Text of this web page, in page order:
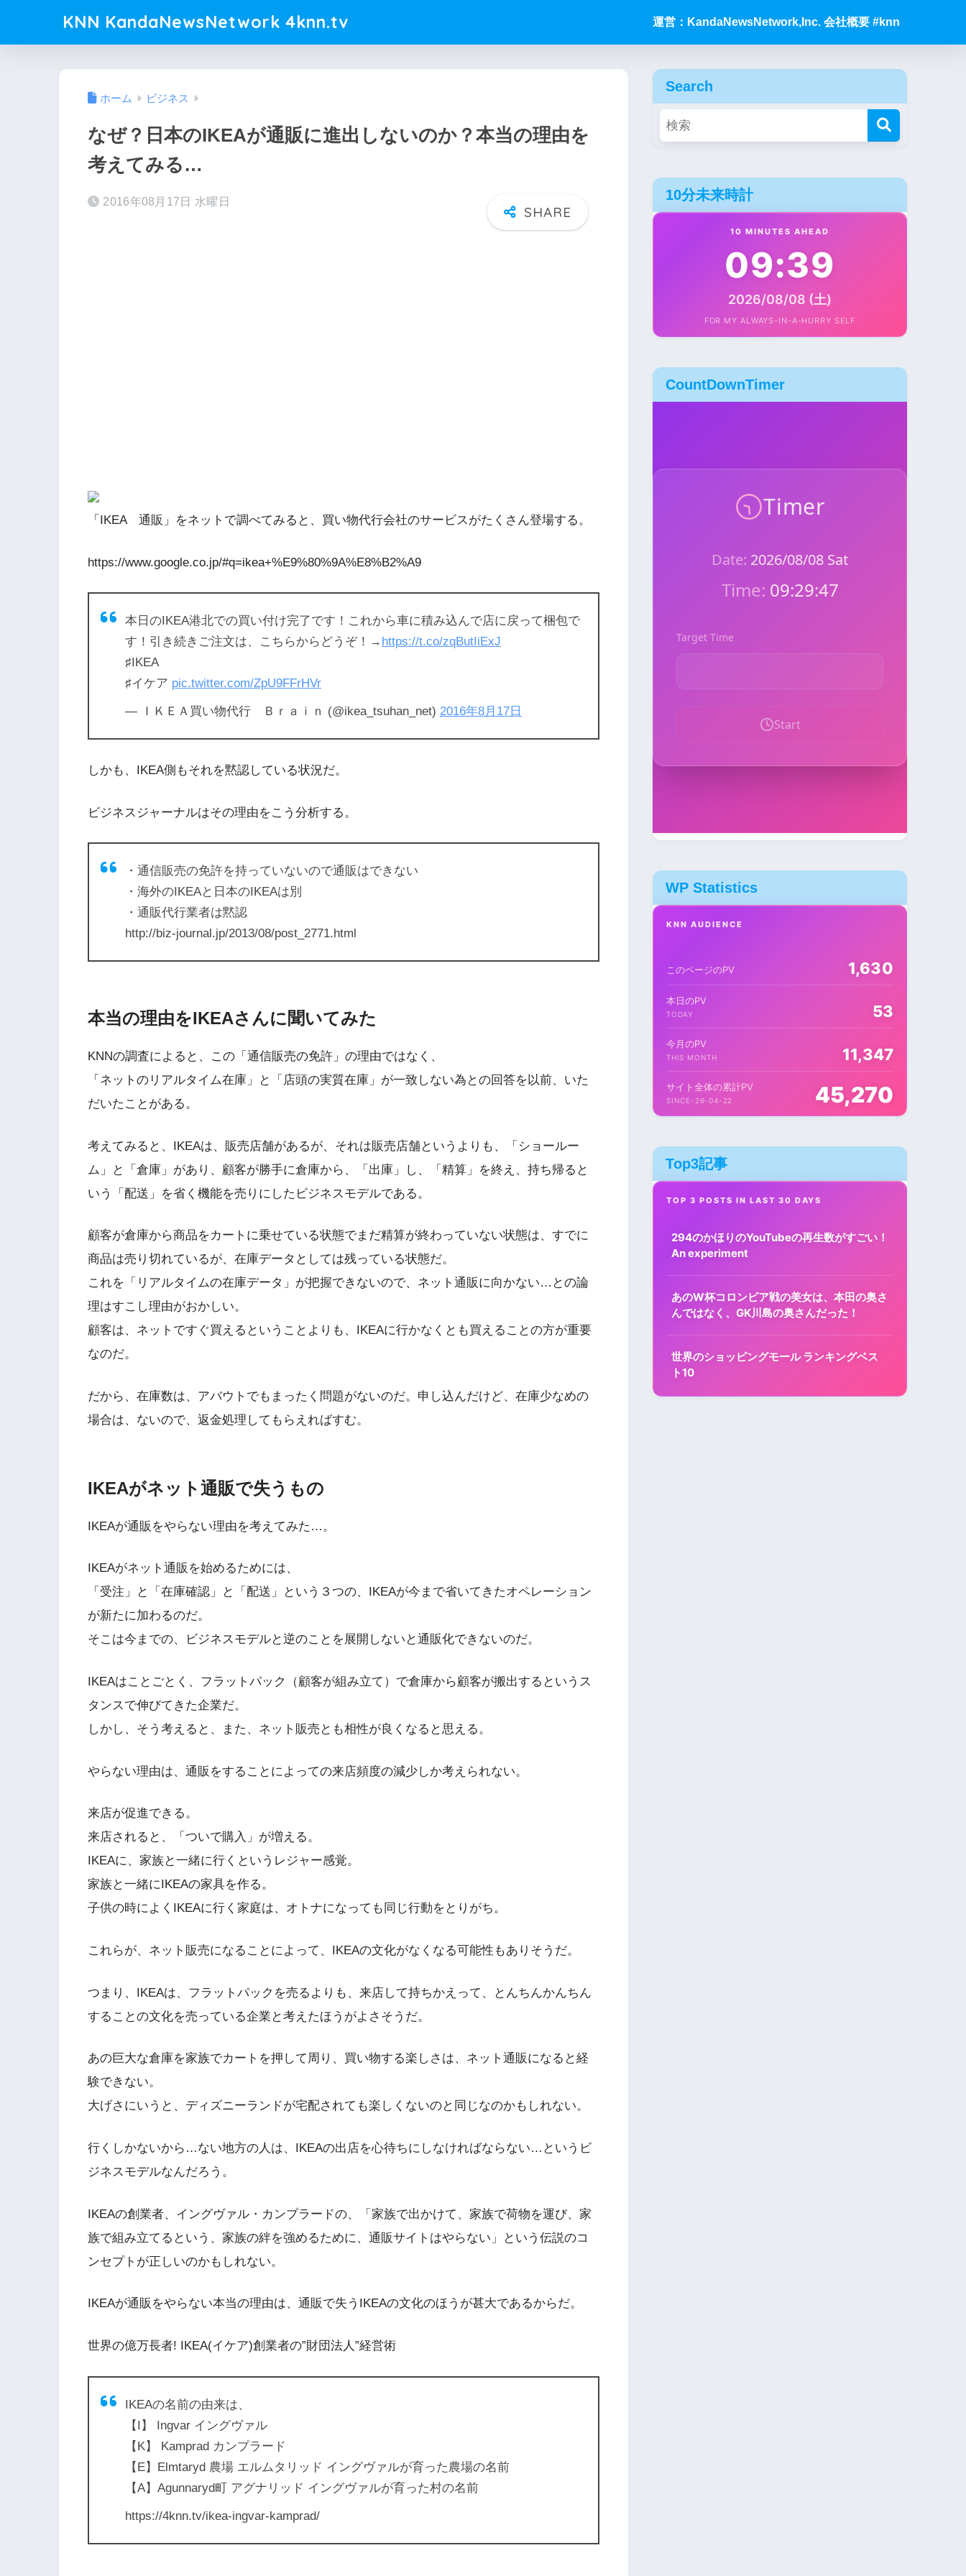
KNN KandaNewsNetwork 4knn.tv 運営：KandaNewsNetwork,Inc. 会社概要 #knn
ホーム ビジネス
なぜ？日本のIKEAが通販に進出しないのか？本当の理由を
考えてみる…
2016年08月17日 水曜日
「IKEA 通販」をネットで調べてみると、買い物代行会社のサービスがたくさん登場する。
https://www.google.co.jp/#q=ikea+%E9%80%9A%E8%B2%A9
本日のIKEA港北での買い付け完了です！これから車に積み込んで店に戻って梱包で
す！引き続きご注文は、こちらからどうぞ！→ https://t.co/zqButIiExJ
♯IKEA
♯イケア pic.twitter.com/ZpU9FFrHVr
— ＩＫＥＡ買い物代行 Ｂｒａｉｎ (@ikea_tsuhan_net) 2016年8月17日
しかも、IKEA側もそれを黙認している状況だ。
ビジネスジャーナルはその理由をこう分析する。
・通信販売の免許を持っていないので通販はできない
・海外のIKEAと日本のIKEAは別
・通販代行業者は黙認
http://biz-journal.jp/2013/08/post_2771.html
本当の理由をIKEAさんに聞いてみた
KNNの調査によると、この「通信販売の免許」の理由ではなく、
「ネットのリアルタイム在庫」と「店頭の実質在庫」が一致しない為との回答を以前、いた
だいたことがある。
考えてみると、IKEAは、販売店舗があるが、それは販売店舗というよりも、「ショールー
ム」と「倉庫」があり、顧客が勝手に倉庫から、「出庫」し、「精算」を終え、持ち帰ると
いう「配送」を省く機能を売りにしたビジネスモデルである。
顧客が倉庫から商品をカートに乗せている状態でまだ精算が終わっていない状態は、すでに
商品は売り切れているが、在庫データとしては残っている状態だ。
これを「リアルタイムの在庫データ」が把握できないので、ネット通販に向かない…との論
理はすこし理由がおかしい。
顧客は、ネットですぐ買えるということよりも、IKEAに行かなくとも買えることの方が重要
なのだ。
だから、在庫数は、アバウトでもまったく問題がないのだ。申し込んだけど、在庫少なめの
場合は、ないので、返金処理してもらえればすむ。
IKEAがネット通販で失うもの
IKEAが通販をやらない理由を考えてみた…。
IKEAがネット通販を始めるためには、
「受注」と「在庫確認」と「配送」という３つの、IKEAが今まで省いてきたオペレーション
が新たに加わるのだ。
そこは今までの、ビジネスモデルと逆のことを展開しないと通販化できないのだ。
IKEAはことごとく、フラットパック（顧客が組み立て）で倉庫から顧客が搬出するというス
タンスで伸びてきた企業だ。
しかし、そう考えると、また、ネット販売とも相性が良くなると思える。
やらない理由は、通販をすることによっての来店頻度の減少しか考えられない。
来店が促進できる。
来店されると、「ついで購入」が増える。
IKEAに、家族と一緒に行くというレジャー感覚。
家族と一緒にIKEAの家具を作る。
子供の時によくIKEAに行く家庭は、オトナになっても同じ行動をとりがち。
これらが、ネット販売になることによって、IKEAの文化がなくなる可能性もありそうだ。
つまり、IKEAは、フラットパックを売るよりも、来店して持ちかえって、とんちんかんちん
することの文化を売っている企業と考えたほうがよさそうだ。
あの巨大な倉庫を家族でカートを押して周り、買い物する楽しさは、ネット通販になると経
験できない。
大げさにいうと、ディズニーランドが宅配されても楽しくないのと同じなのかもしれない。
行くしかないから…ない地方の人は、IKEAの出店を心待ちにしなければならない…というビ
ジネスモデルなんだろう。
IKEAの創業者、イングヴァル・カンプラードの、「家族で出かけて、家族で荷物を運び、家
族で組み立てるという、家族の絆を強めるために、通販サイトはやらない」という伝説のコ
ンセプトが正しいのかもしれない。
IKEAが通販をやらない本当の理由は、通販で失うIKEAの文化のほうが甚大であるからだ。
世界の億万長者! IKEA(イケア)創業者の”財団法人”経営術
IKEAの名前の由来は、
【I】 Ingvar イングヴァル
【K】 Kamprad カンプラード
【E】Elmtaryd 農場 エルムタリッド イングヴァルが育った農場の名前
【A】Agunnaryd町 アグナリッド イングヴァルが育った村の名前
https://4knn.tv/ikea-ingvar-kamprad/
Search
10分未来時計
10 MINUTES AHEAD
09:39
2026/08/08 (土)
FOR MY ALWAYS-IN-A-HURRY SELF
CountDownTimer
WP Statistics
KNN AUDIENCE
このページのPV 1,630
本日のPV
TODAY 53
今月のPV
THIS MONTH 11,347
サイト全体の累計PV
SINCE-26-04-22 45,270
Top3記事
TOP 3 POSTS IN LAST 30 DAYS
294のかほりのYouTubeの再生数がすごい！
An experiment
あのW杯コロンビア戦の美女は、本田の奥さ
んではなく、GK川島の奥さんだった！
世界のショッピングモール ランキングベス
ト10